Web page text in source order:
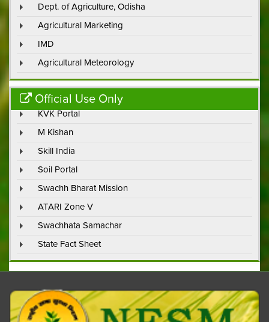
Dept. of Agriculture, Odisha
Agricultural Marketing
IMD
Agricultural Meteorology
Official Use Only
KVK Portal
M Kishan
Skill India
Soil Portal
Swachh Bharat Mission
ATARI Zone V
Swachhata Samachar
State Fact Sheet